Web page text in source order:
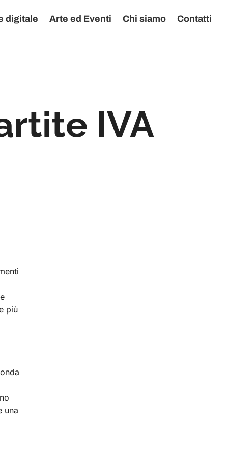
digitale Arte ed Eventi Chi siamo Contatti
IVA
più
una